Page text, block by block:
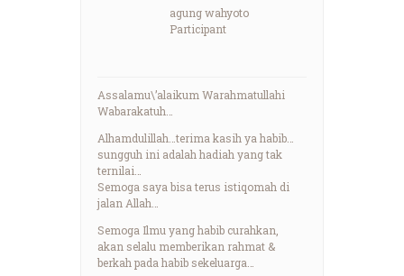
agung wahyoto
Participant
Assalamu\’alaikum Warahmatullahi
Wabarakatuh…
Alhamdulillah…terima kasih ya habib…
sungguh ini adalah hadiah yang tak
ternilai…
Semoga saya bisa terus istiqomah di
jalan Allah…
Semoga Ilmu yang habib curahkan,
akan selalu memberikan rahmat &
berkah pada habib sekeluarga…